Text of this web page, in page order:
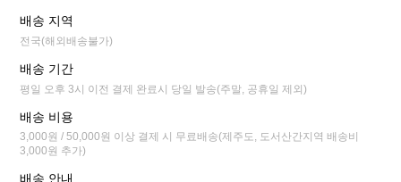
배송 지역
전국(해외배송불가)
배송 기간
평일 오후 3시 이전 결제 완료시 당일 발송(주말, 공휴일 제외)
배송 비용
3,000원 / 50,000원 이상 결제 시 무료배송(제주도, 도서산간지역 배송비
3,000원 추가)
배송 안내